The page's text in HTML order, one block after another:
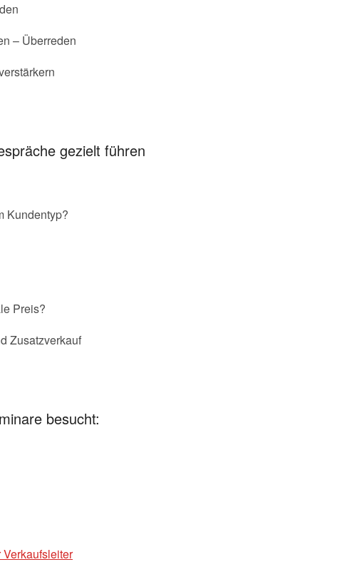
– Überreden
gezielt führen
Kundentyp?
Preis?
Zusatzverkauf
besucht: